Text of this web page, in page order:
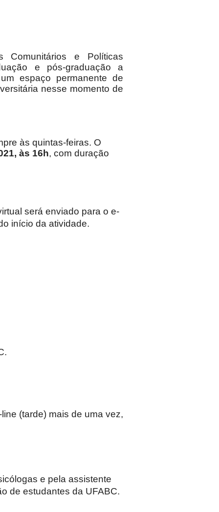
Comunitários e Políticas
e pós-graduação a
espaço permanente de
nesse momento de
às quintas-feiras. O
às 16h, com duração
será enviado para o e-
início da atividade.
(tarde) mais de uma vez,
e pela assistente
de estudantes da UFABC.